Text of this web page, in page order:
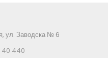
ул. Заводска № 6
40 440